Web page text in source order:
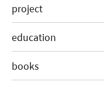
project
education
books